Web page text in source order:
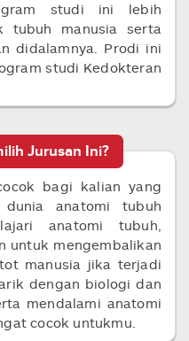
studi ini lebih
tubuh manusia serta
didalamnya. Prodi ini
studi Kedokteran
Jurusan Ini?
bagi kalian yang
anatomi tubuh
anatomi tubuh,
untuk mengembalikan
manusia jika terjadi
dengan biologi dan
mendalami anatomi
cocok untukmu.